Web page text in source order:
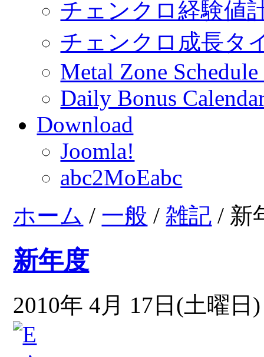
チェンクロ経験値
チェンクロ成長タ
Metal Zone
Daily Bonus
Download
Joomla!
abc2MoEabc
ホーム / 一般 / 雑記 / 新
新年度
2010年 4月 17日(土曜日